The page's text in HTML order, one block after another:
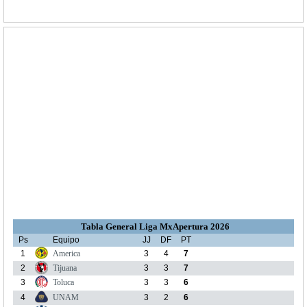
Tabla General Liga MxApertura 2026
Ps Equipo JJ DF
PT
1
America 3 4
7
2
Tijuana 3 3
7
3
Toluca 3 3
6
4
UNAM 3 2 6